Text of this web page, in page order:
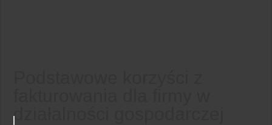
działalności gospodarczej